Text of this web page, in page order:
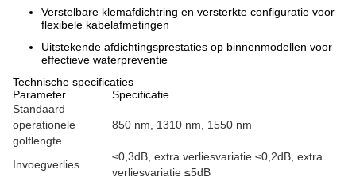
Verstelbare klemafdichtring en versterkte configuratie voor
flexibele kabelafmetingen
Uitstekende afdichtingsprestaties op binnenmodellen voor
effectieve waterpreventie
Technische specificaties
Parameter
Specificatie
Standaard
operationele
golflengte
850 nm, 1310 nm, 1550 nm
Invoegverlies
≤0,3dB, extra verliesvariatie ≤0,2dB, extra
verliesvariatie ≤5dB